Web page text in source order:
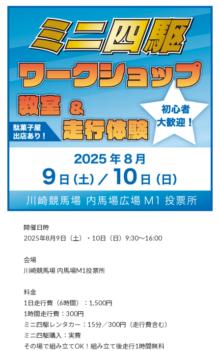
開催日時
2025年8月9日（土）・10日（日）9:30～16:00
会場
川崎競馬場 内馬場M1投票所
料金
1日走行費（6時間）：1,500円
1時間走行費：300円
ミニ四駆レンタカー：15分／300円（走行費含む）
ミニ四駆購入：実費
その場で組み立てOK！組み立て後走行1時間無料